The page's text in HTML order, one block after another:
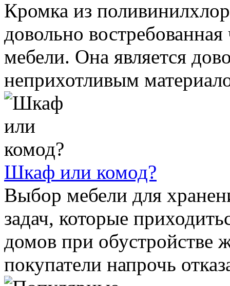
Кромка из
довольно востребованная
мебели. Она является
неприхотливым
Шкаф или комод?
Выбор мебели для
задач, которые
домов при обустройстве
покупатели напрочь